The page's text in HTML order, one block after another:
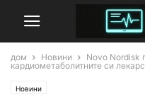
дом Новини
Novo Nordisk
кардиометаболитните си
Новини